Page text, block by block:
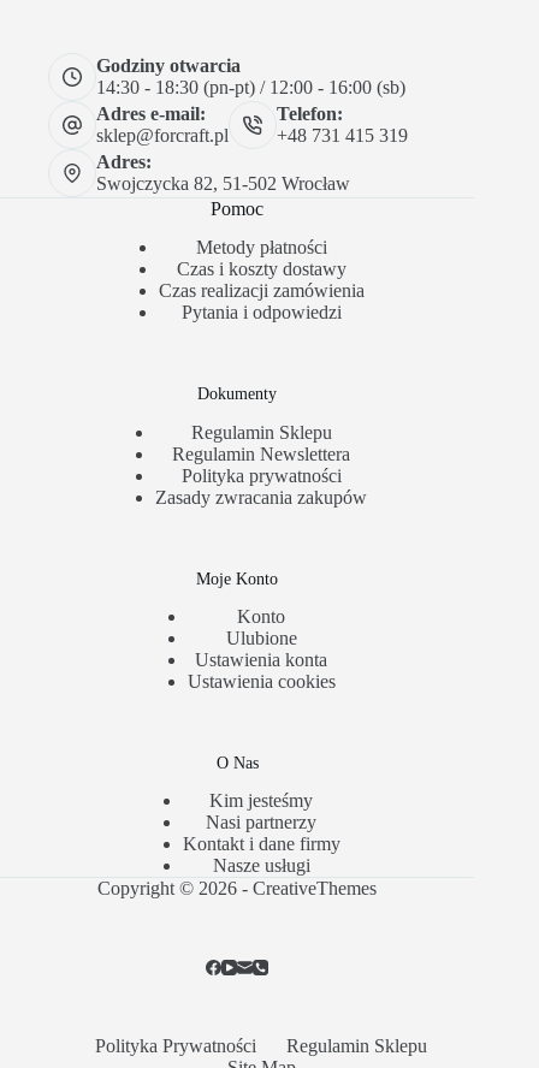
Godziny otwarcia
14:30 - 18:30 (pn-pt) / 12:00 - 16:00 (sb)
Adres e-mail:
sklep@forcraft.pl
Telefon:
+48 731 415 319
Adres:
Swojczycka 82, 51-502 Wrocław
Pomoc
Metody płatności
Czas i koszty dostawy
Czas realizacji zamówienia
Pytania i odpowiedzi
Dokumenty
Regulamin Sklepu
Regulamin Newslettera
Polityka prywatności
Zasady zwracania zakupów
Moje Konto
Konto
Ulubione
Ustawienia konta
Ustawienia cookies
O Nas
Kim jesteśmy
Nasi partnerzy
Kontakt i dane firmy
Nasze usługi
Copyright © 2026 -CreativeThemes
Polityka Prywatności
Regulamin Sklepu